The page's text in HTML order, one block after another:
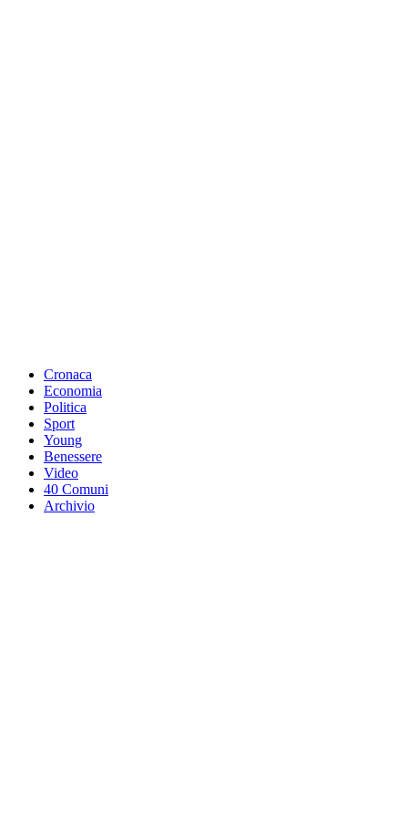
Cronaca
Economia
Politica
Sport
Young
Benessere
Video
40 Comuni
Archivio